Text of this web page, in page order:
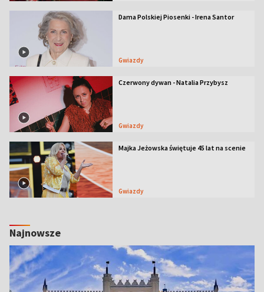
Dama Polskiej Piosenki - Irena Santor
Gwiazdy
Czerwony dywan - Natalia Przybysz
Gwiazdy
Majka Jeżowska świętuje 45 lat na scenie
Gwiazdy
Najnowsze